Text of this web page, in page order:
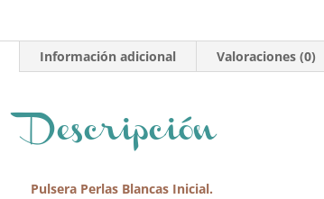
Información adicional Valoraciones (0)
Descripción
Pulsera Perlas Blancas Inicial.